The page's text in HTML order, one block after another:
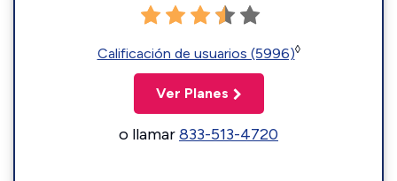
Calificación de usuarios (5996)◊
Ver Planes
o llamar833-513-4720